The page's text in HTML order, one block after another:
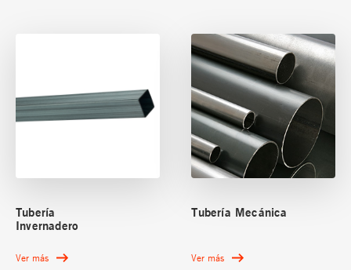
Tubería
Invernadero
Ver más
Tubería Mecánica
Ver más